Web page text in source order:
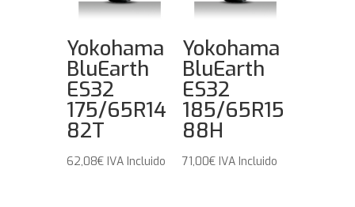
Yokohama
BluEarth
ES32
175/65R14
82T
62,08€ IVA Incluido
Yokohama
BluEarth
ES32
185/65R15
88H
71,00€ IVA Incluido